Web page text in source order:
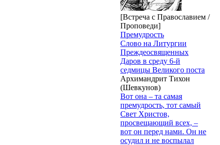
[Встреча с Православием /
Проповеди]
Премудрость
Слово на Литургии
Преждеосвященных
Даров в среду 6-й
седмицы Великого поста
Архимандрит Тихон
(Шевкунов)
Вот она – та самая
премудрость, тот самый
Свет Христов,
просвещающий всех, –
вот он перед нами. Он не
осудил и не воспылал